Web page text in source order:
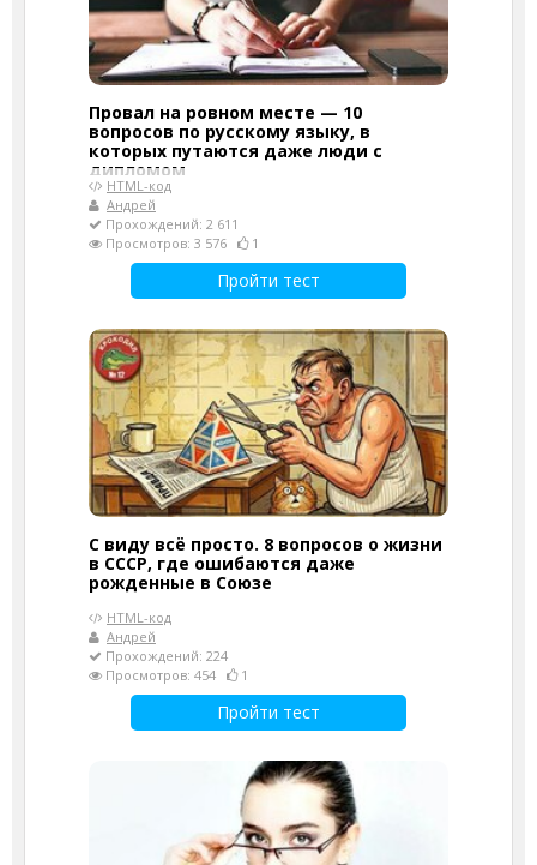
Провал на ровном месте — 10
вопросов по русскому языку, в
которых путаются даже люди с
дипломом
HTML-код
Андрей
Прохождений: 2 611
Просмотров: 3 576
1
Пройти тест
С виду всё просто. 8 вопросов о жизни
в СССР, где ошибаются даже
рожденные в Союзе
HTML-код
Андрей
Прохождений: 224
Просмотров: 454
1
Пройти тест